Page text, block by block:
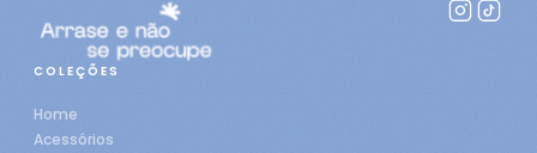
COLEÇÕES
Home
Acessórios